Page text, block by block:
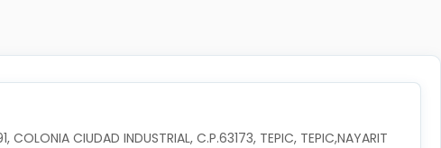
COLONIA CIUDAD INDUSTRIAL, C.P.63173, TEPIC, TEPIC,NAYARIT